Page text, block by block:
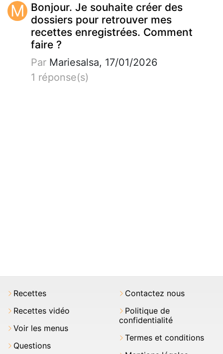
M Bonjour. Je souhaite créer des
dossiers pour retrouver mes
recettes enregistrées. Comment
faire ?
Par Mariesalsa, 17/01/2026
1 réponse(s)
Recettes
Recettes vidéo
Voir les menus
Questions
Contactez nous
Politique de
confidentialité
Termes et conditions